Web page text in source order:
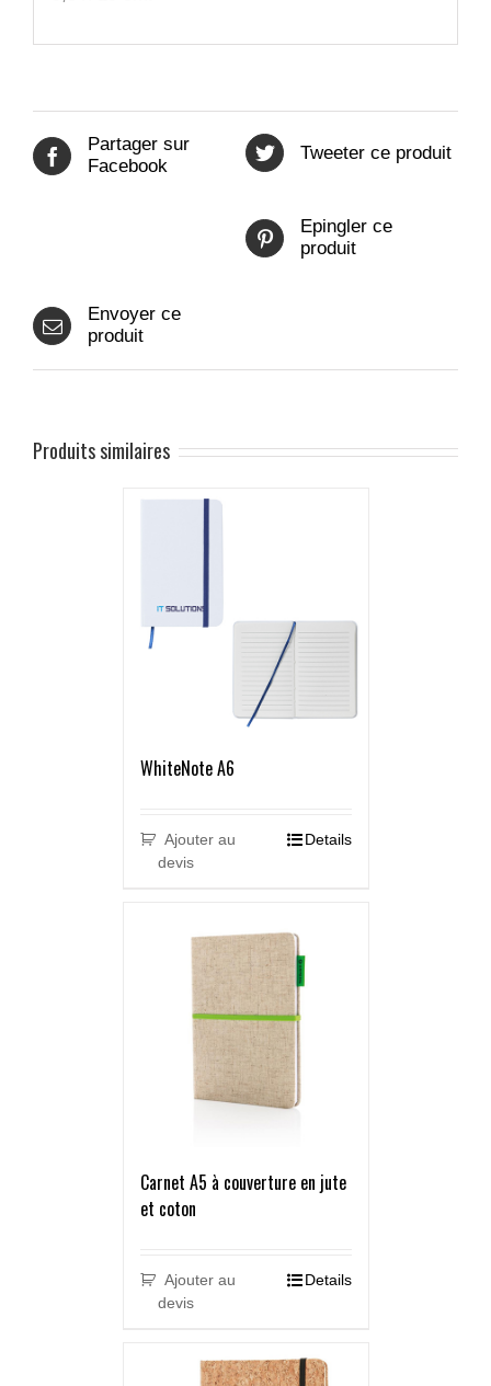
Partager sur
Facebook
Tweeter ce produit
Epingler ce
produit
Envoyer ce
produit
Produits similaires
WhiteNote A6
Ajouter au
devis
Details
Carnet A5 à couverture en jute
et coton
Ajouter au
devis
Details